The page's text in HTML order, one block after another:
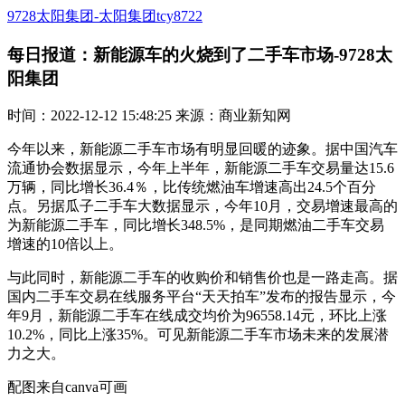
9728太阳集团-太阳集团tcy8722
每日报道：新能源车的火烧到了二手车市场-9728太
阳集团
时间：2022-12-12 15:48:25 来源：商业新知网
今年以来，新能源二手车市场有明显回暖的迹象。据中国汽车
流通协会数据显示，今年上半年，新能源二手车交易量达15.6
万辆，同比增长36.4％，比传统燃油车增速高出24.5个百分
点。另据瓜子二手车大数据显示，今年10月，交易增速最高的
为新能源二手车，同比增长348.5%，是同期燃油二手车交易
增速的10倍以上。
与此同时，新能源二手车的收购价和销售价也是一路走高。据
国内二手车交易在线服务平台“天天拍车”发布的报告显示，今
年9月，新能源二手车在线成交均价为96558.14元，环比上涨
10.2%，同比上涨35%。可见新能源二手车市场未来的发展潜
力之大。
配图来自canva可画